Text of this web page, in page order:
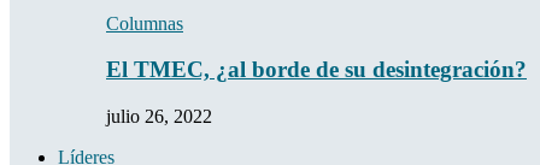
Columnas
El TMEC, ¿al borde de su desintegración?
julio 26, 2022
Líderes